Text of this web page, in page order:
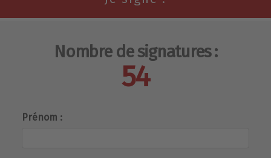
Nombre de signatures :
54
Prénom :